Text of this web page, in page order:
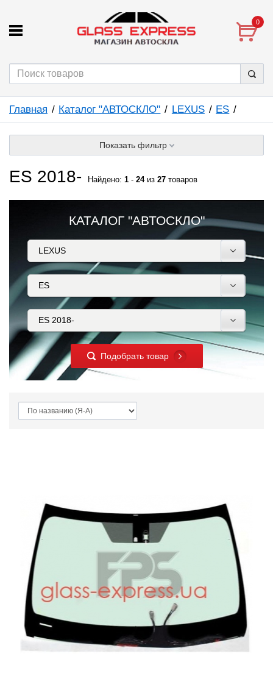
0
Главная Каталог "АВТОСКЛО" LEXUS ES
Показать фильтр
ES 2018- Найдено: 1 - 24из 27 товаров
КАТАЛОГ "АВТОСКЛО"
Подобрать товар